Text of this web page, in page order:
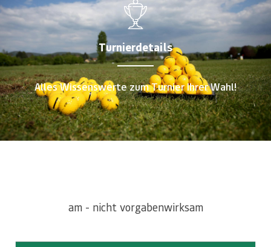
Turnierdetails
Alles Wissenswerte zum Turnier Ihrer Wahl!
am - nicht vorgabenwirksam